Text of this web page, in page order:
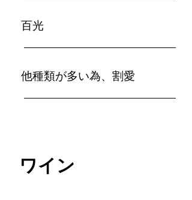
百光
​他種類が多い為、割愛
ワイン